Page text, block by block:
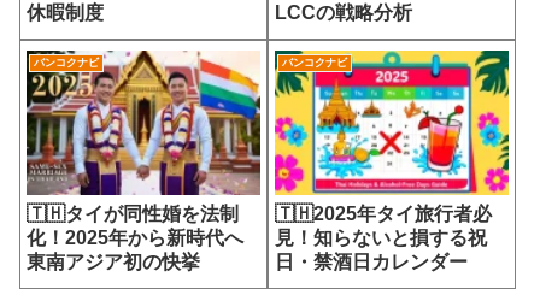
休暇制度
LCCの戦略分析
バンコクナビ
🇹🇭タイが同性婚を法制
化！2025年から新時代へ
東南アジア初の快挙
バンコクナビ
🇹🇭2025年タイ旅行者必
見！知らないと損する祝
日・禁酒日カレンダー